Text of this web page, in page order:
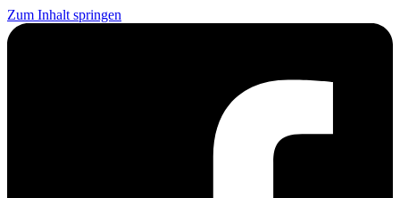
Zum Inhalt springen